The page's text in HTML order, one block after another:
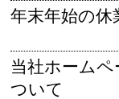
年末年始の休
当社ホーム
ついて